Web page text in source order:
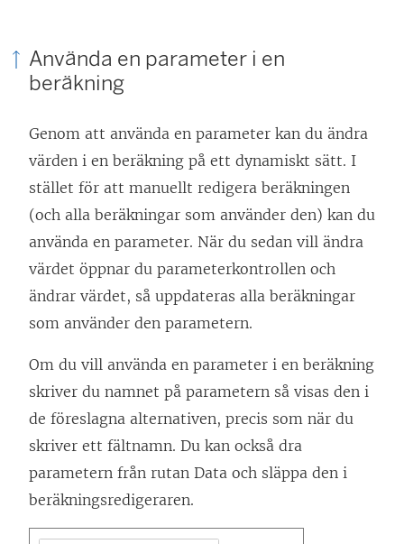
Använda en parameter i en
beräkning
Genom att använda en parameter kan du ändra
värden i en beräkning på ett dynamiskt sätt. I
stället för att manuellt redigera beräkningen
(och alla beräkningar som använder den) kan du
använda en parameter. När du sedan vill ändra
värdet öppnar du parameterkontrollen och
ändrar värdet, så uppdateras alla beräkningar
som använder den parametern.
Om du vill använda en parameter i en beräkning
skriver du namnet på parametern så visas den i
de föreslagna alternativen, precis som när du
skriver ett fältnamn. Du kan också dra
parametern från rutan Data och släppa den i
beräkningsredigeraren.